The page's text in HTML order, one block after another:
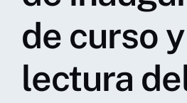
SEARCH
de curso
lectura